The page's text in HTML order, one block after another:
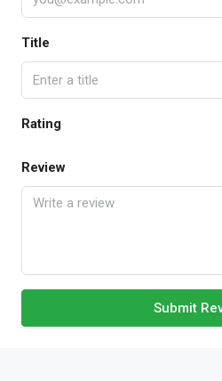
Title
Rating
Review
Submit